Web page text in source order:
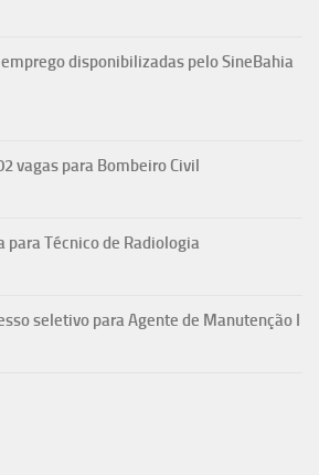
disponibilizadas pelo SineBahia
vagas para Bombeiro Civil
para Técnico de Radiologia
seletivo para Agente de Manutenção I